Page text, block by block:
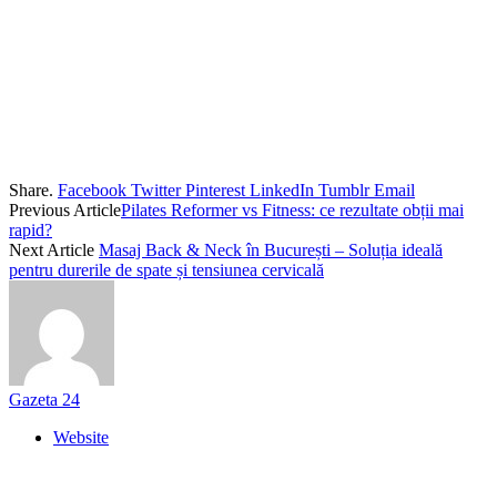
Share. Facebook Twitter Pinterest LinkedIn Tumblr Email
Previous ArticlePilates Reformer vs Fitness: ce rezultate obții mai
rapid?
Next Article Masaj Back & Neck în București – Soluția ideală
pentru durerile de spate și tensiunea cervicală
Gazeta 24
Website